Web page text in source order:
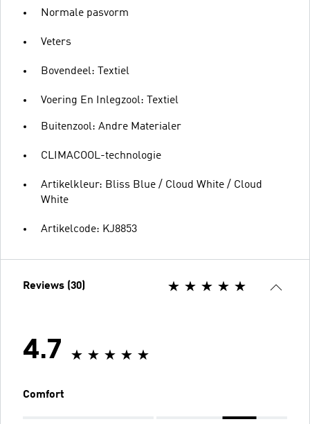
Normale pasvorm
Veters
Bovendeel: Textiel
Voering En Inlegzool: Textiel
Buitenzool: Andre Materialer
CLIMACOOL-technologie
Artikelkleur: Bliss Blue / Cloud White / Cloud
White
Artikelcode: KJ8853
Reviews (30)
4.7
Comfort